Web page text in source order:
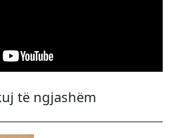
të ngjashëm